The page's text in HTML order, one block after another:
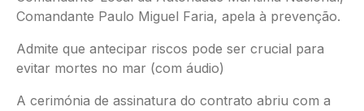
Comandante Paulo Miguel Faria, apela à prevenção.
Admite que antecipar riscos pode ser crucial para
evitar mortes no mar (com áudio)
A cerimónia de assinatura do contrato abriu com a